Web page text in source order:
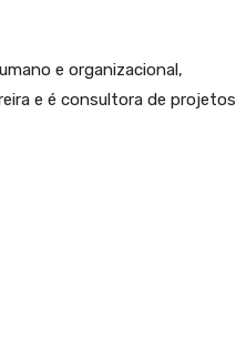
e organizacional,
e é consultora de projetos